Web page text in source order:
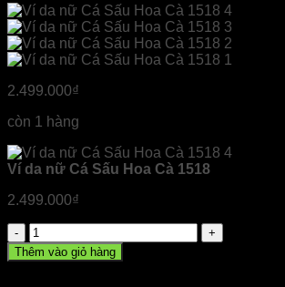
2.499.000₫
còn 1 hàng
Ví da nữ Cá Sấu Hoa Cà 1518
2.499.000₫
Ví
da
nữ
Thêm vào giỏ hàng